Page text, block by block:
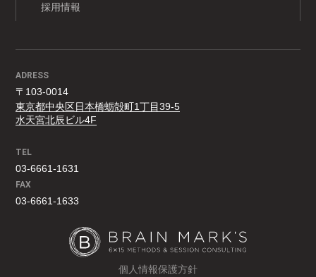
採用情報
ADRESS
〒103-0014
東京都中央区日本橋蛎殻町1丁目39-5
水天宮北辰ビル4F
TEL
03-6661-1631
FAX
03-6661-1633
個人情報保護方針